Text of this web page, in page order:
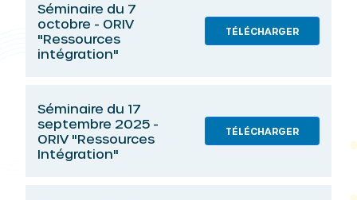
Séminaire du 7
octobre - ORIV
"Ressources
intégration"
TÉLÉCHARGER
Séminaire du 17
septembre 2025 -
ORIV "Ressources
Intégration"
TÉLÉCHARGER